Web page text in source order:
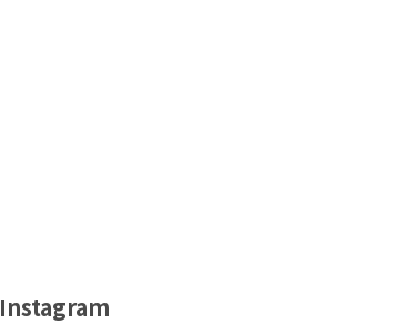
Instagram